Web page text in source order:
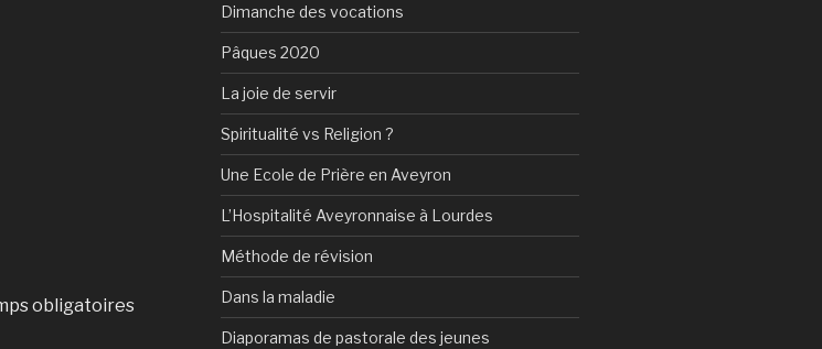
obligatoires
Dimanche des vocations
Pâques 2020
La joie de servir
Spiritualité vs Religion ?
Une Ecole de Prière en Aveyron
L’Hospitalité Aveyronnaise à Lourdes
Méthode de révision
Dans la maladie
Diaporamas de pastorale des jeunes